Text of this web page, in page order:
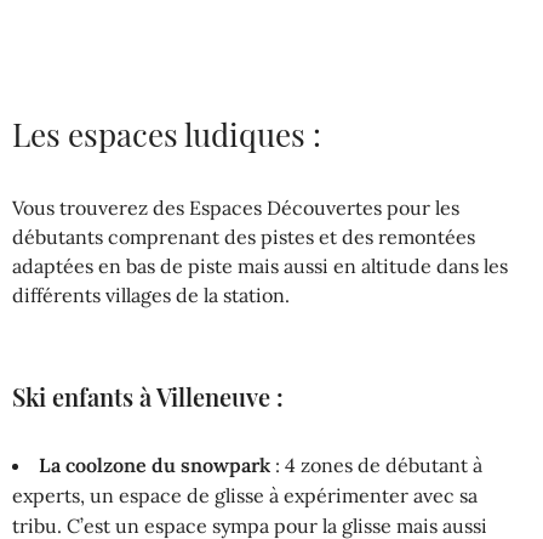
Les espaces ludiques :
Vous trouverez des Espaces Découvertes pour les
débutants comprenant des pistes et des remontées
adaptées en bas de piste mais aussi en altitude dans les
différents villages de la station.
Ski enfants à Villeneuve :
La coolzone du snowpark : 4 zones de débutant à
experts, un espace de glisse à expérimenter avec sa
tribu. C’est un espace sympa pour la glisse mais aussi